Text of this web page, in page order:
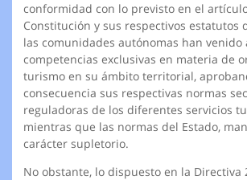
conformidad con lo previsto en el
Constitución y sus respectivos estatutos
las comunidades autónomas han venido
competencias exclusivas en materia de
turismo en su ámbito territorial,
consecuencia sus respectivas normas
reguladoras de los diferentes servicios
mientras que las normas del Estado,
carácter supletorio.
No obstante, lo dispuesto en la Directiva